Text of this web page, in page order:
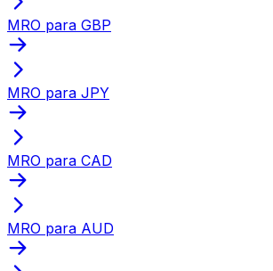
MRO para GBP
MRO para JPY
MRO para CAD
MRO para AUD